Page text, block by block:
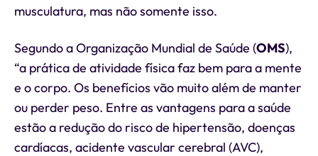
musculatura, mas não somente isso.
Segundo a Organização Mundial de Saúde (OMS),
“a prática de atividade física faz bem para a mente
e o corpo. Os benefícios vão muito além de manter
ou perder peso. Entre as vantagens para a saúde
estão a redução do risco de hipertensão, doenças
cardíacas, acidente vascular cerebral (AVC),